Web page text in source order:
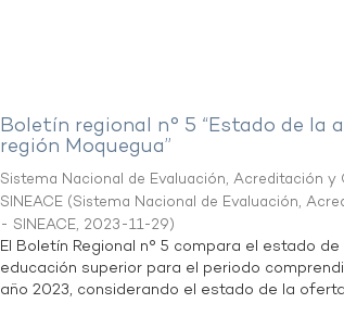
Boletín regional n° 5 “Estado de
región Moquegua”
Sistema Nacional de Evaluación, Acreditación
SINEACE (Sistema Nacional de Evaluación,
- SINEACE, 2023-11-29)
El Boletín Regional n° 5 compara el estado
educación superior para el periodo
año 2023, considerando el estado de la